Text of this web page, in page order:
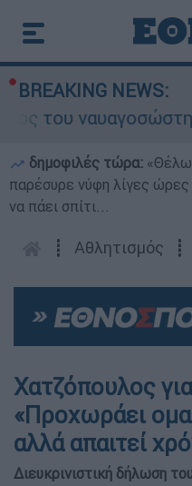
BREAKING NEWS:
του ναυαγοσώστη
δημοφιλές τώρα: «Θέλω
παρέσυρε νύφη λίγες
να πάει σπίτι...
┋ Αθλητισμός ┋
Χατζόπουλος
«Προχωράει
αλλά απαιτεί
Διευκρινιστική δήλωση